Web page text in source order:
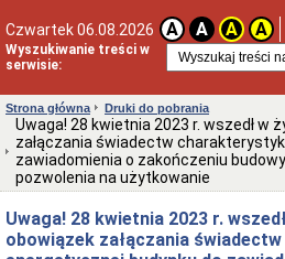
Czwartek 06.08.2026 A A A A
Wyszukiwanie treści w
serwisie:
Elektroniczny
dziennik
budowy
Elektroniczny
dziennik
budowy
(EDB)
Centralny
osób
posiadających
Strona główna Druki do pobrania
Uwaga! 28 kwietnia 2023 r. wszedł w
załączania świadectw
zawiadomienia o zakończeniu
pozwolenia na użytkowanie
Uwaga! 28 kwietnia 2023 r.
obowiązek załączania